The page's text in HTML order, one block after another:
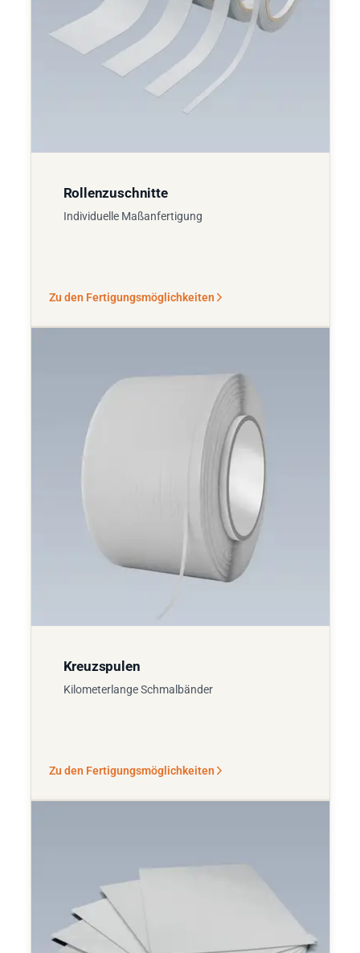
Rollenzuschnitte
Individuelle Maßanfertigung
Zu den Fertigungsmöglichkeiten
Kreuzspulen
Kilometerlange Schmalbänder
Zu den Fertigungsmöglichkeiten